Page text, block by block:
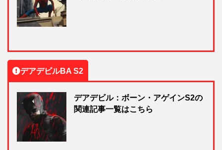
デアデビルBA S2
デアデビル：ボーン・アゲインS2の
関連記事一覧はこちら